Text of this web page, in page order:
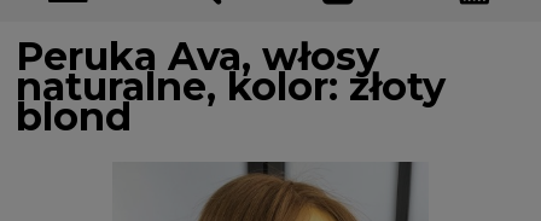
Peruka Ava, włosy
naturalne, kolor: złoty
blond